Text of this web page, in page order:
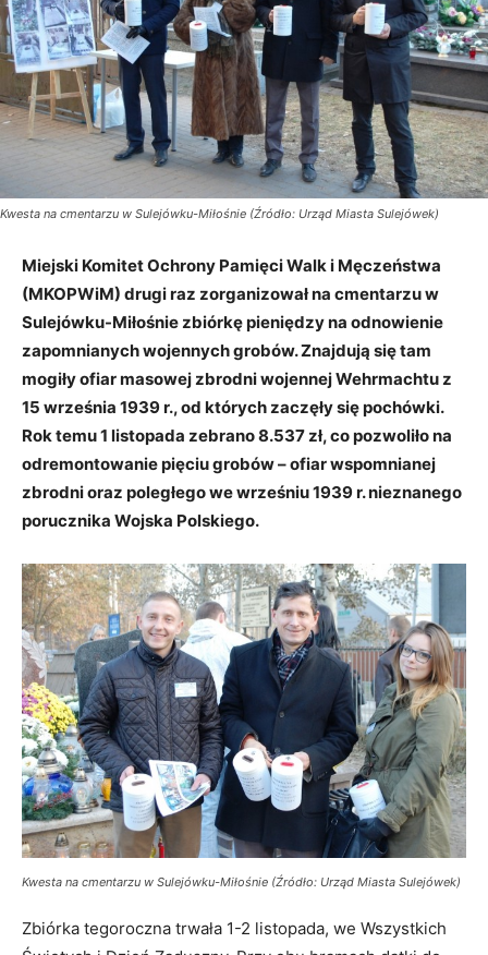
Kwesta na cmentarzu w Sulejówku-Miłośnie (Źródło: Urząd Miasta Sulejówek)
Miejski Komitet Ochrony Pamięci Walk i Męczeństwa
(MKOPWiM) drugi raz zorganizował na cmentarzu w
Sulejówku-Miłośnie zbiórkę pieniędzy na odnowienie
zapomnianych wojennych grobów. Znajdują się tam
mogiły ofiar masowej zbrodni wojennej Wehrmachtu z
15 września 1939 r., od których zaczęły się pochówki.
Rok temu 1 listopada zebrano 8.537 zł, co pozwoliło na
odremontowanie pięciu grobów – ofiar wspomnianej
zbrodni oraz poległego we wrześniu 1939 r. nieznanego
porucznika Wojska Polskiego.
Kwesta na cmentarzu w Sulejówku-Miłośnie (Źródło: Urząd Miasta Sulejówek)
Zbiórka tegoroczna trwała 1-2 listopada, we Wszystkich